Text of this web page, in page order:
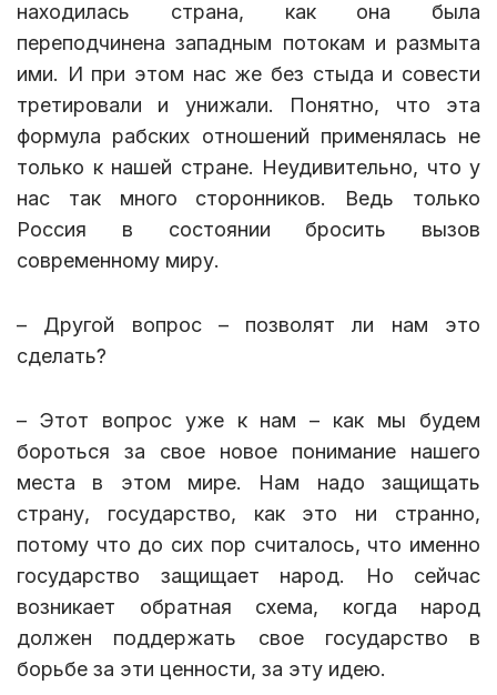
находилась страна, как она была
переподчинена западным потокам и размыта
ими. И при этом нас же без стыда и совести
третировали и унижали. Понятно, что эта
формула рабских отношений применялась не
только к нашей стране. Неудивительно, что у
нас так много сторонников. Ведь только
Россия в состоянии бросить вызов
современному миру.
– Другой вопрос – позволят ли нам это
сделать?
– Этот вопрос уже к нам – как мы будем
бороться за свое новое понимание нашего
места в этом мире. Нам надо защищать
страну, государство, как это ни странно,
потому что до сих пор считалось, что именно
государство защищает народ. Но сейчас
возникает обратная схема, когда народ
должен поддержать свое государство в
борьбе за эти ценности, за эту идею.